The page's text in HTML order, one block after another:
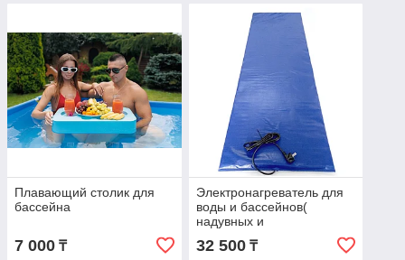
Плавающий столик для
бассейна
7 000 ₸
Электронагреватель для
воды и бассейнов(
надувных и
каркасных)6000 л
32 500₸